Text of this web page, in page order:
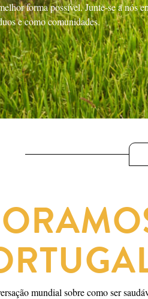
forma possível. Junte-se a nós
e como comunidades.
mundial sobre como ser